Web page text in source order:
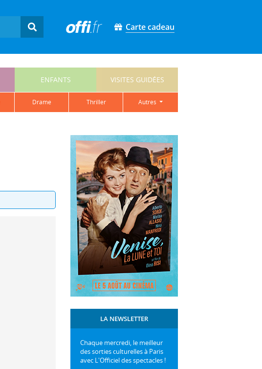
Carte cadeau
ENFANTS VISITES GUIDÉES
drame thriller autres
LA NEWSLETTER
Chaque mercredi, le meilleur
des sorties culturelles à Paris
avec L'Officiel des spectacles !